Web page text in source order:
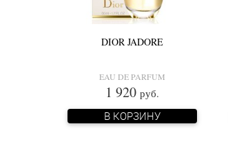
DIOR JADORE
EAU DE PARFUM
1 920 руб.
В КОРЗИНУ